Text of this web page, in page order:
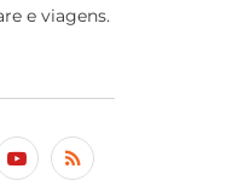
e viagens.